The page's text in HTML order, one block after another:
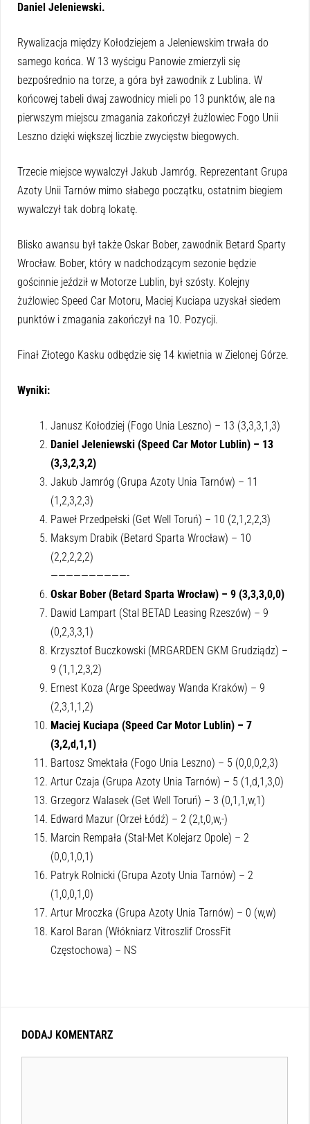
Daniel Jeleniewski.
Rywalizacja między Kołodziejem a Jeleniewskim trwała do
samego końca. W 13 wyścigu Panowie zmierzyli się
bezpośrednio na torze, a góra był zawodnik z Lublina. W
końcowej tabeli dwaj zawodnicy mieli po 13 punktów, ale na
pierwszym miejscu zmagania zakończył żużlowiec Fogo Unii
Leszno dzięki większej liczbie zwycięstw biegowych.
Trzecie miejsce wywalczył Jakub Jamróg. Reprezentant Grupa
Azoty Unii Tarnów mimo słabego początku, ostatnim biegiem
wywalczył tak dobrą lokatę.
Blisko awansu był także Oskar Bober, zawodnik Betard Sparty
Wrocław. Bober, który w nadchodzącym sezonie będzie
gościnnie jeździł w Motorze Lublin, był szósty. Kolejny
żużlowiec Speed Car Motoru, Maciej Kuciapa uzyskał siedem
punktów i zmagania zakończył na 10. Pozycji.
Finał Złotego Kasku odbędzie się 14 kwietnia w Zielonej Górze.
Wyniki:
Janusz Kołodziej (Fogo Unia Leszno) – 13 (3,3,3,1,3)
Daniel Jeleniewski (Speed Car Motor Lublin) – 13
(3,3,2,3,2)
Jakub Jamróg (Grupa Azoty Unia Tarnów) – 11
(1,2,3,2,3)
Paweł Przedpełski (Get Well Toruń) – 10 (2,1,2,2,3)
Maksym Drabik (Betard Sparta Wrocław) – 10
(2,2,2,2,2)
——————————-
Oskar Bober (Betard Sparta Wrocław) – 9 (3,3,3,0,0)
Dawid Lampart (Stal BETAD Leasing Rzeszów) – 9
(0,2,3,3,1)
Krzysztof Buczkowski (MRGARDEN GKM Grudziądz) –
9 (1,1,2,3,2)
Ernest Koza (Arge Speedway Wanda Kraków) – 9
(2,3,1,1,2)
Maciej Kuciapa (Speed Car Motor Lublin) – 7
(3,2,d,1,1)
Bartosz Smektała (Fogo Unia Leszno) – 5 (0,0,0,2,3)
Artur Czaja (Grupa Azoty Unia Tarnów) – 5 (1,d,1,3,0)
Grzegorz Walasek (Get Well Toruń) – 3 (0,1,1,w,1)
Edward Mazur (Orzeł Łódź) – 2 (2,t,0,w,-)
Marcin Rempała (Stal-Met Kolejarz Opole) – 2
(0,0,1,0,1)
Patryk Rolnicki (Grupa Azoty Unia Tarnów) – 2
(1,0,0,1,0)
Artur Mroczka (Grupa Azoty Unia Tarnów) – 0 (w,w)
Karol Baran (Włókniarz Vitroszlif CrossFit
Częstochowa) – NS
DODAJ KOMENTARZ